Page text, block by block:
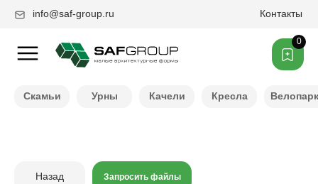
Контакты
info@saf-group.ru
0
Скамьи Урны Качели Кресла
Назад Запросить файлы